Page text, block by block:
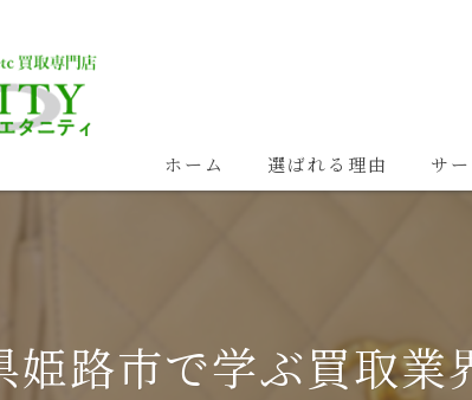
ホーム 選ばれる理由 サ
姫路市で学ぶ買取